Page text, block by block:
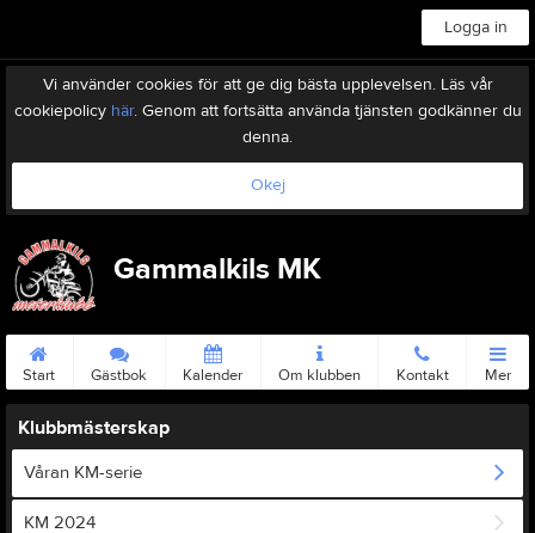
Logga in
Vi använder cookies för att ge dig bästa upplevelsen. Läs vår
cookiepolicy här. Genom att fortsätta använda tjänsten godkänner du
denna.
Okej
Gammalkils MK
Start Gästbok Kalender Om klubben Kontakt Mer
Klubbmästerskap
Våran KM-serie
KM 2024